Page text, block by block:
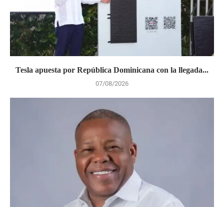
Tesla apuesta por República Dominicana con la llegada...
07/08/2026